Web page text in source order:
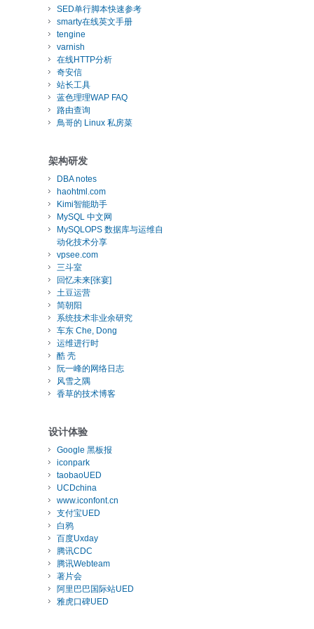
SED单行脚本快速参考
smarty在线英文手册
tengine
varnish
在线HTTP分析
奇安信
站长工具
蓝色理理WAP FAQ
路由查询
鳥哥的 Linux 私房菜
架构研发
DBA notes
haohtml.com
Kimi智能助手
MySQL 中文网
MySQLOPS 数据库与运维自
动化技术分享
vpsee.com
三斗室
回忆未来[张宴]
土豆运营
简朝阳
系统技术非业余研究
车东 Che, Dong
运维进行时
酷 壳
阮一峰的网络日志
风雪之隅
香草的技术博客
设计体验
Google 黑板报
iconpark
taobaoUED
UCDchina
www.iconfont.cn
支付宝UED
白鸦
百度Uxday
腾讯CDC
腾讯Webteam
著片会
阿里巴巴国际站UED
雅虎口碑UED